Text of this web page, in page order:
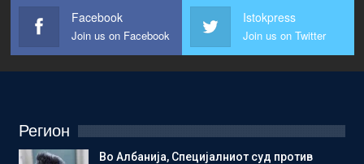
Facebook
Join us on Facebook
Istokpress
Join us on Twitter
Регион
Во Албанија, Специјалниот суд против